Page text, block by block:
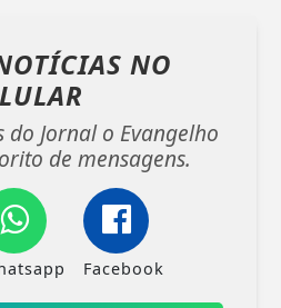
NO
do Jornal o Evangelho
de mensagens.
Facebook